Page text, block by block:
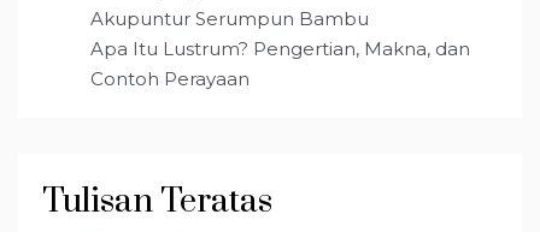
Akupuntur Serumpun Bambu
Apa Itu Lustrum? Pengertian, Makna, dan
Contoh Perayaan
Tulisan Teratas